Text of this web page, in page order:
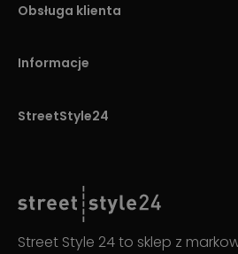
Obsługa klienta
Informacje
StreetStyle24
Street Style 24 to sklep z